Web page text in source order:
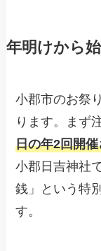
年明けから
小郡市のお祭
ります。まず
日の年2回開
小郡日吉神社
銭」という特
す。